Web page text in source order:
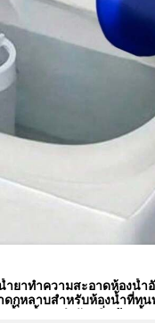
ำยาทำความสะอาดห้องน้ำ
ดกุหลาบสำหรับห้องน้ำที่ทน
น้ำ, น้ำยากำจัดกลิ่นห้องน้ำ,